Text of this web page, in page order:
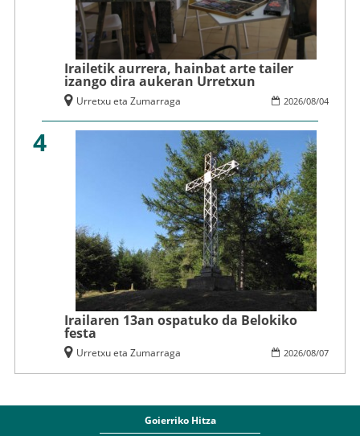
Irailetik aurrera, hainbat arte tailer
izango dira aukeran Urretxun
2026/08/04
Urretxu eta Zumarraga
4
Irailaren 13an ospatuko da Belokiko
festa
2026/08/07
Urretxu eta Zumarraga
Goierriko Hitza